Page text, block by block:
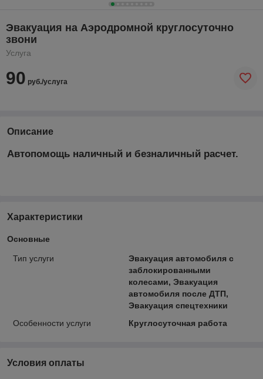
Эвакуация на Аэродромной круглосуточно
звони
Услуга
90 руб./услуга
Описание
Автопомощь наличный и безналичный расчет.
Характеристики
Основные
Тип услуги
Эвакуация автомобиля с
заблокированными
колесами, Эвакуация
автомобиля после ДТП,
Эвакуация спецтехники
Особенности услуги
Круглосуточная работа
Условия оплаты